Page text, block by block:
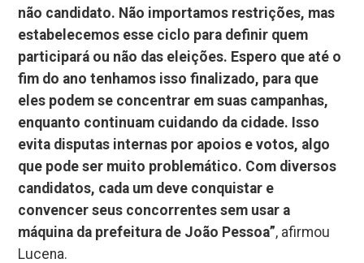
não candidato. Não importamos restrições, mas
estabelecemos esse ciclo para definir quem
participará ou não das eleições. Espero que até o
fim do ano tenhamos isso finalizado, para que
eles podem se concentrar em suas campanhas,
enquanto continuam cuidando da cidade. Isso
evita disputas internas por apoios e votos, algo
que pode ser muito problemático. Com diversos
candidatos, cada um deve conquistar e
convencer seus concorrentes sem usar a
máquina da prefeitura de João Pessoa”, afirmou
Lucena.